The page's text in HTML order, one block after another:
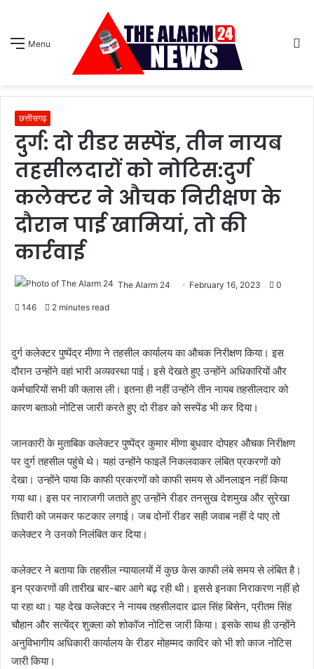
Menu
छत्तीसगढ़
दुर्ग: दो रीडर सस्पेंड, तीन नायब
तहसीलदारों को नोटिस:दुर्ग
कलेक्टर ने औचक निरीक्षण के
दौरान पाई खामियां, तो की
कार्रवाई
The Alarm 24 February 16, 2023 0
146 2 minutes read
दुर्ग कलेक्टर पुष्पेंद्र मीणा ने तहसील कार्यालय का औचक निरीक्षण किया। इस
दौरान उन्होंने वहां भारी अव्यवस्था पाई। इसे देखते हुए उन्होंने अधिकारियों और
कर्मचारियों सभी की क्लास ली। इतना ही नहीं उन्होंने तीन नायब तहसीलदार को
कारण बताओ नोटिस जारी करते हुए दो रीडर को सस्पेंड भी कर दिया।
जानकारी के मुताबिक कलेक्टर पुष्पेंद्र कुमार मीणा बुधवार दोपहर औचक निरीक्षण
पर दुर्ग तहसील पहुंचे थे। यहां उन्होंने फाइलें निकलवाकर लंबित प्रकरणों को
देखा। उन्होंने पाया कि काफी प्रकरणों को काफी समय से ऑनलाइन नहीं किया
गया था। इस पर नाराजगी जताते हुए उन्होंने रीडर तनसुख देशमुख और सुरेखा
तिवारी को जमकर फटकार लगाई। जब दोनों रीडर सही जवाब नहीं दे पाए तो
कलेक्टर ने उनको निलंबित कर दिया।
कलेक्टर ने बताया कि तहसील न्यायालयों में कुछ केस काफी लंबे समय से लंबित है।
इन प्रकरणों की तारीख बार-बार आगे बढ़ रही थी। इससे इनका निराकरण नहीं हो
पा रहा था। यह देख कलेक्टर ने नायब तहसीलदार ढाल सिंह बिसेन, प्रीतम सिंह
चौहान और सत्येंद्र शुक्ला को शोकॉज नोटिस जारी किया। इसके साथ ही उन्होंने
अनुविभागीय अधिकारी कार्यालय के रीडर मोहम्मद कादिर को भी शो काज नोटिस
जारी किया।